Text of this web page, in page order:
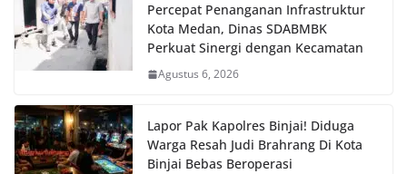
Percepat Penanganan Infrastruktur
Kota Medan, Dinas SDABMBK
Perkuat Sinergi dengan Kecamatan
Agustus 6, 2026
Lapor Pak Kapolres Binjai! Diduga
Warga Resah Judi Brahrang Di Kota
Binjai Bebas Beroperasi